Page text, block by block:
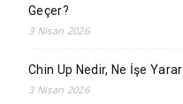
Geçer?
3 Nisan 2026
Chin Up Nedir, Ne İşe
3 Nisan 2026